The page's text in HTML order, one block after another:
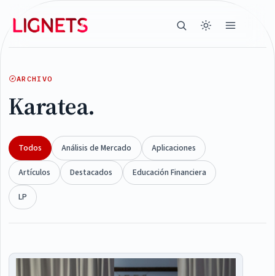
ARCHIVO
Karatea.
Todos Análisis de Mercado
Aplicaciones
Artículos
Destacados
Educación Financiera
LP
Articles